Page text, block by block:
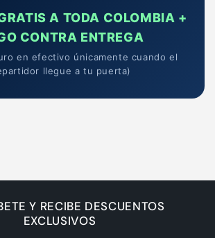
A TODA COLOMBIA +
CONTRA ENTREGA
en efectivo únicamente cuando el
llegue a tu puerta)
Y RECIBE DESCUENTOS
EXCLUSIVOS